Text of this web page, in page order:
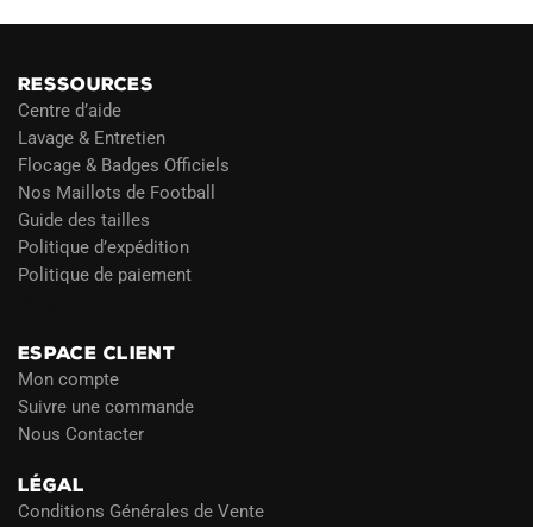
RESSOURCES
Centre d’aide
Lavage & Entretien
Flocage & Badges Officiels
Nos Maillots de Football
Guide des tailles
Politique d’expédition
Politique de paiement
ESPACE CLIENT
Mon compte
Suivre une commande
Nous Contacter
LÉGAL
Conditions Générales de Vente